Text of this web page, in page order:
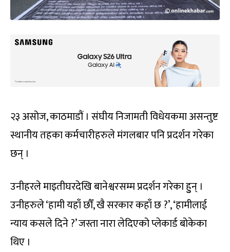
२३ असोज, काठमाडौं । संघीय निजामती विधेयकमा असन्तुष्ट
स्थानीय तहका कर्मचारीहरुले मंगलबार पनि प्रदर्शन गरेका
छन् ।
उनीहरले माइतीघरदेखि बानेश्वरसम्म प्रदर्शन गरेका हुुन् ।
उनीहरुले ‘हामी यहाँ छौँ, खै सरकार कहाँ छ ?’, ‘हामीलाई
न्याय कसले दिने ?’ जस्ता नारा लेदिएको प्लेकार्ड बोकेका
थिए ।